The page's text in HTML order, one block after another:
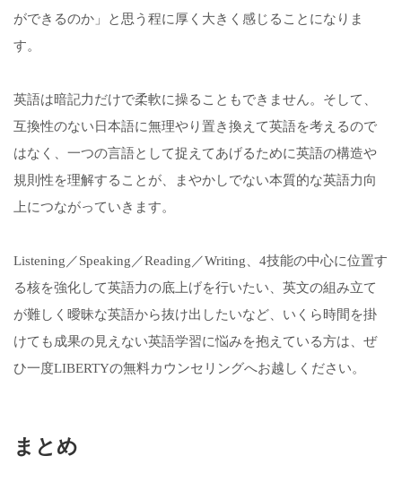
ができるのか」と思う程に厚く大きく感じることになりま
す。
英語は暗記力だけで柔軟に操ることもできません。そして、
互換性のない日本語に無理やり置き換えて英語を考えるので
はなく、一つの言語として捉えてあげるために英語の構造や
規則性を理解することが、まやかしでない本質的な英語力向
上につながっていきます。
Listening／Speaking／Reading／Writing、4技能の中心に位置す
る核を強化して英語力の底上げを行いたい、英文の組み立て
が難しく曖昧な英語から抜け出したいなど、いくら時間を掛
けても成果の見えない英語学習に悩みを抱えている方は、ぜ
ひ一度LIBERTYの無料カウンセリングへお越しください。
まとめ